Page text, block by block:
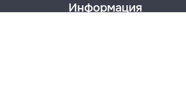
Телефон Информация